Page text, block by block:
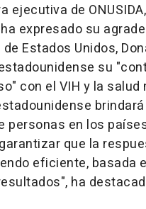
ejecutiva de
expresado su
Estados Unidos,
su
con el VIH y la salud
personas en los
que la
eficiente, basada
ha